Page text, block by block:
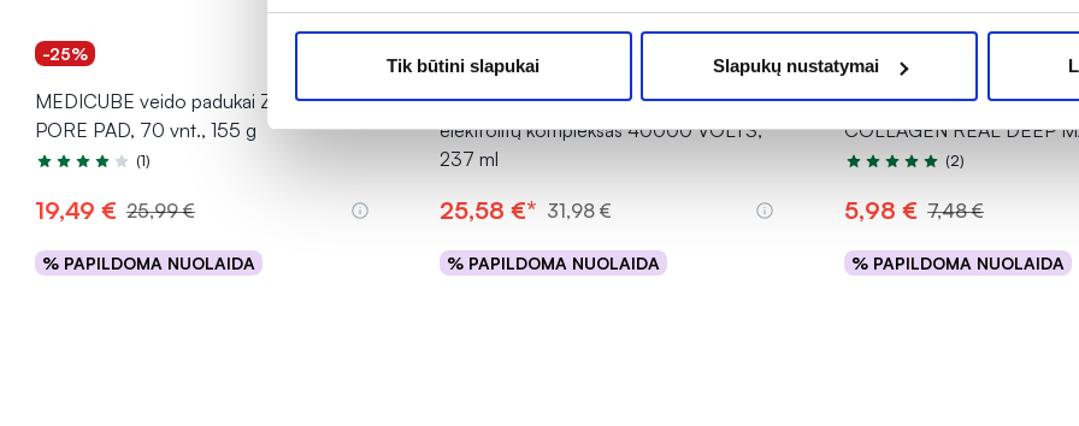
Tik būtini slapukai Slapukų nustatymai
-25%
MEDICUBE veido padukai ZERO
PORE PAD, 70 vnt., 155 g
Įvertinimas 4.0 iš 5
(1)
19,49 € 25,99 €
% PAPILDOMA NUOLAIDA
Į krepšelį
TRACE MINERALS maisto papildas
elektrolitų kompleksas 40000 VOLTS,
237 ml
25,58 €* 31,98 €
% PAPILDOMA NUOLAIDA
Į krepšelį
BIODANCE lakštinė veido
COLLAGEN REAL DEEP
Įvertinimas 5.0 iš 5
(2)
5,98 € 7,48 €
% PAPILDOMA NUOLAIDA
Į krepšelį